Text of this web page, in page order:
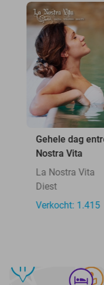
Gehele dag
Nostra Vita
La Nostra Vita
Diest
Verkocht: 1.415